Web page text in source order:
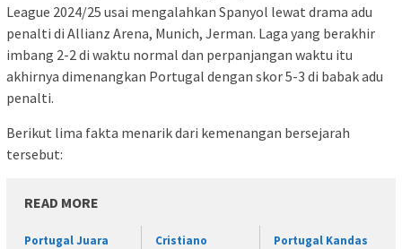
League 2024/25 usai mengalahkan Spanyol lewat drama adu
penalti di Allianz Arena, Munich, Jerman. Laga yang berakhir
imbang 2-2 di waktu normal dan perpanjangan waktu itu
akhirnya dimenangkan Portugal dengan skor 5-3 di babak adu
penalti.
Berikut lima fakta menarik dari kemenangan bersejarah
tersebut:
READ MORE
Portugal Juara
Cristiano
Portugal Kandas